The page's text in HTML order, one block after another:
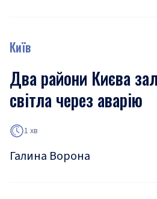
Київ
Два райони Києва
світла через аварію
1 хв
Галина Ворона